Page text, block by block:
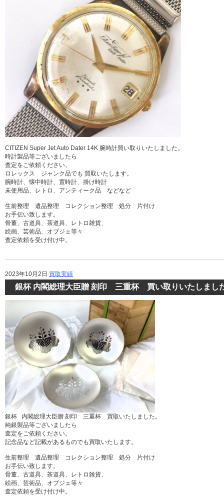
CITIZEN Super Jet Auto Dater 14K 腕時計買い取りいたしました。
時計製品等ございましたら
査定をご依頼ください。
ロレックス ジャンク品でも 買取いたします。
腕時計、懐中時計、置時計、掛け時計
未使用品、レトロ、アンティーク品 などなど
生前整理 遺品整理 コレクション整理 処分 片付け
お手伝い致します。
骨董、古道具、茶道具、レトロ雑貨、
絵画、芸術品、オブジェ等々
査定依頼を受け付け中。
2023年10月2日 買取実績
銀杯 内閣総理大臣贈 刻印 三重杯 買い取りいたしまし
銀杯 内閣総理大臣贈 刻印 三重杯 買取いたしました。
純銀製品等ございましたら
査定をご依頼ください。
記念品など記載があるものでも買取いたします。
生前整理 遺品整理 コレクション整理 処分 片付け
お手伝い致します。
骨董、古道具、茶道具、レトロ雑貨、
絵画、芸術品、オブジェ等々
査定依頼を受け付け中。